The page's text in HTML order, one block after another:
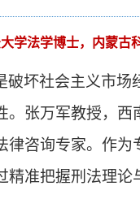
学法学博士，内蒙古
破坏社会主义市
。张万军教授，
律咨询专家。作
精准把握刑法理论